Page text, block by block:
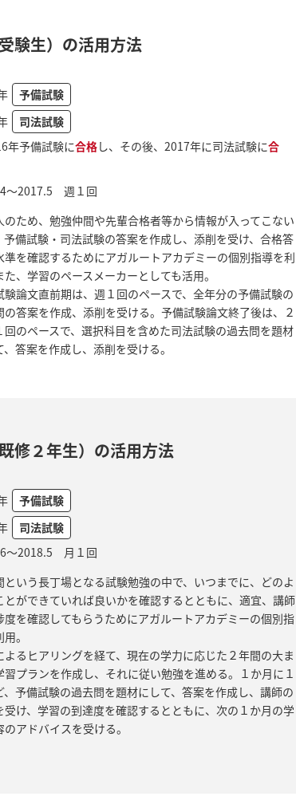
験生）の活用方法
予備試験
司法試験
年予備試験に合格し、その後、2017年に司法試験に合
～2017.5 週１回
のため、勉強仲間や先輩合格者等から情報が入ってこない
予備試験・司法試験の答案を作成し、添削を受け、合格答
準を確認するためにアガルートアカデミーの個別指導を利
た、学習のペースメーカーとしても活用。
験論文直前期は、週１回のペースで、全年分の予備試験の
の答案を作成、添削を受ける。予備試験論文終了後は、２
回のペースで、選択科目を含めた司法試験の過去問を題材
、答案を作成し、添削を受ける。
修２年生）の活用方法
予備試験
司法試験
～2018.5 月１回
という長丁場となる試験勉強の中で、いつまでに、どのよ
とができていれば良いかを確認するとともに、適宜、講師
度を確認してもらうためにアガルートアカデミーの個別指
。
よるヒアリングを経て、現在の学力に応じた２年間の大ま
習プランを作成し、それに従い勉強を進める。１か月に１
、予備試験の過去問を題材にして、答案を作成し、講師の
受け、学習の到達度を確認するとともに、次の１か月の学
のアドバイスを受ける。